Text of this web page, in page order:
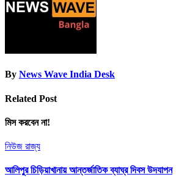
By News Wave India Desk
Related Post
মিস করবেন না!
নিউজ রাজ্য
আলিপুর চিড়িয়াখানায় আন্তর্জাতিক ব্যাঘ্র দিবস উদযাপন